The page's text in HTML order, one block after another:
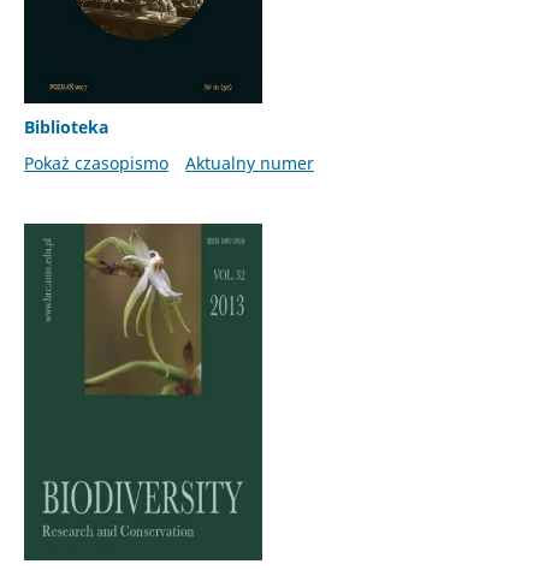
Biblioteka
Pokaż czasopismo
Aktualny numer